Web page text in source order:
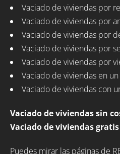
Vaciado de viviendas por
Vaciado de viviendas por
Vaciado de viviendas por
Vaciado de viviendas por
Vaciado de viviendas por
Vaciado de viviendas en
Vaciado de viviendas con
Vaciado de viviendas sin
Vaciado de viviendas
Puedes mirar las páginas de